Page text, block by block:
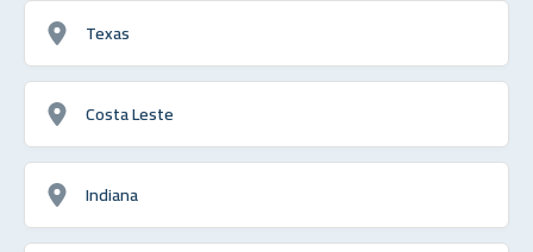
Texas
Costa Leste
Indiana